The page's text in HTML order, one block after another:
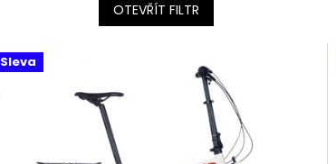
OTEVŘÍT FILTR
Sleva